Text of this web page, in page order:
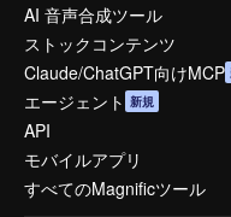
AI 音声合成ツール
ストックコンテンツ
Claude/ChatGPT向けMCP
エージェント 新規
API
モバイルアプリ
すべてのMagnificツール